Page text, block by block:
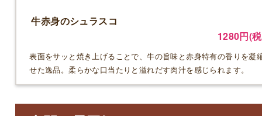
牛赤身のシュラスコ
1280円(
表面をサッと焼き上げることで、牛の旨味と赤身特有の香りを凝
せた逸品。柔らかな口当たりと溢れだす肉汁を感じられます。